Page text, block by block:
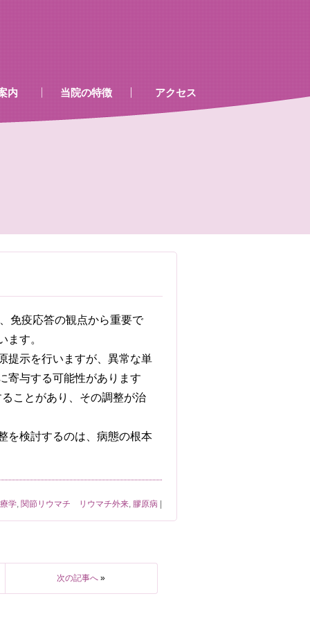
内
処置室
ン室心電図
当院の特徴
検査及び病名一覧
アクセス
免疫応答の観点から重要で
ます。
提示を行いますが、異常な単
寄与する可能性があります
ことがあり、その調整が治
を検討するのは、病態の根本
学, 関節リウマチ リウマチ外来, 膠原病
次の記事へ »